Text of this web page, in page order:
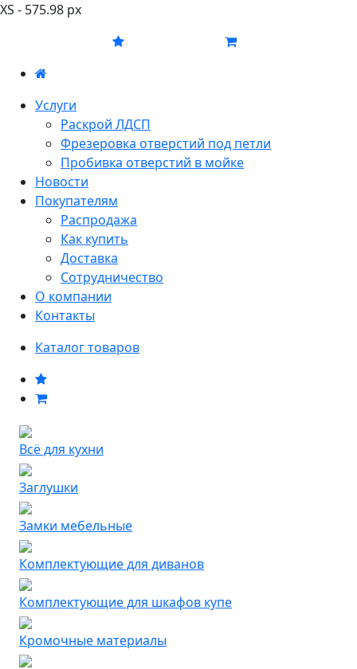
XS - 575.98 px
Услуги
Раскрой ЛДСП
Фрезеровка отверстий под петли
Пробивка отверстий в мойке
Новости
Покупателям
Распродажа
Как купить
Доставка
Сотрудничество
О компании
Контакты
Каталог товаров
Всё для кухни
Заглушки
Замки мебельные
Комплектующие для диванов
Комплектующие для шкафов купе
Кромочные материалы